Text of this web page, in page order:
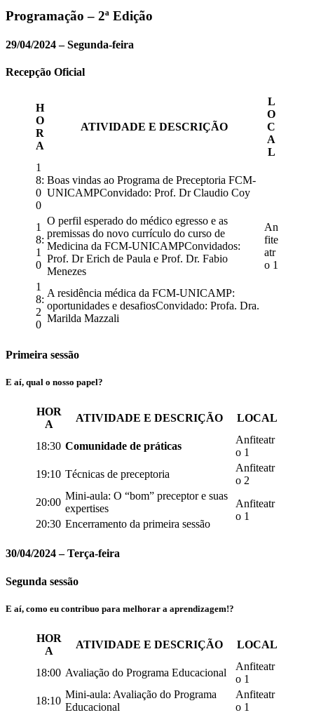
Programação – 2ª Edição
29/04/2024 – Segunda-feira
Recepção Oficial
H
O
R
A
ATIVIDADE E DESCRIÇÃO
L
O
C
A
L
1
8:
0
0
Boas vindas ao Programa de Preceptoria FCM-
UNICAMPConvidado: Prof. Dr Claudio Coy
An
fite
atr
o 1
1
8:
1
0
O perfil esperado do médico egresso e as
premissas do novo currículo do curso de
Medicina da FCM-UNICAMPConvidados:
Prof. Dr Erich de Paula e Prof. Dr. Fabio
Menezes
1
8:
2
0
A residência médica da FCM-UNICAMP:
oportunidades e desafiosConvidado: Profa. Dra.
Marilda Mazzali
Primeira sessão
E aí, qual o nosso papel?
HOR
A
ATIVIDADE E DESCRIÇÃO LOCAL
18:30 Comunidade de práticas
Anfiteatr
o 1
19:10 Técnicas de preceptoria
Anfiteatr
o 2
20:00
Mini-aula: O “bom” preceptor e suas
expertises
Anfiteatr
o 1
20:30 Encerramento da primeira sessão
30/04/2024 – Terça-feira
Segunda sessão
E aí, como eu contribuo para melhorar a aprendizagem!?
HOR
A
ATIVIDADE E DESCRIÇÃO LOCAL
18:00 Avaliação do Programa Educacional
Anfiteatr
o 1
18:10
Mini-aula: Avaliação do Programa
Educacional
Anfiteatr
o 1